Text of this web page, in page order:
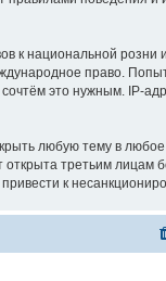
к национальной розни
право.
это нужным. IP-
любую тему в
третьим лицам
к